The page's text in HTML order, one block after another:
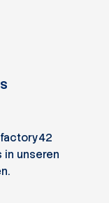
in unseren